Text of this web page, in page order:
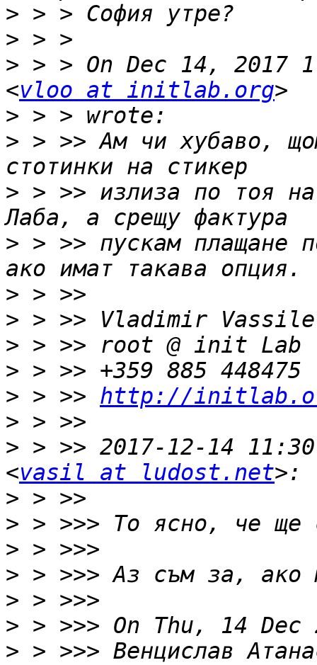
>
>
> > > On Dec 14, 2017
<vloo at initlab.org
>
> > >> Ам чи хубаво,
> > >> излиза по тоя
> > >> пускам плащане
>
>
>
>
> > >> http://
>
> > >> 2017-12-14
<vasil at ludost.net
>
>
>
>
>
>
> > >>> Венцислав